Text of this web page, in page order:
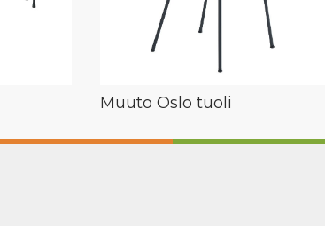
Muuto Oslo tuoli